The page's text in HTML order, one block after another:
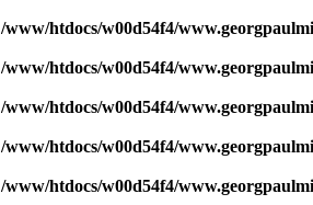
/www/htdocs/w00d54f4/
/www/htdocs/w00d54f4/
/www/htdocs/w00d54f4/
/www/htdocs/w00d54f4/
/www/htdocs/w00d54f4/